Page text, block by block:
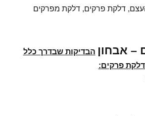
דלקת פרקים, דלקת מפרקים
– אבחון הבדיקות שבדרך כלל
פרקים: